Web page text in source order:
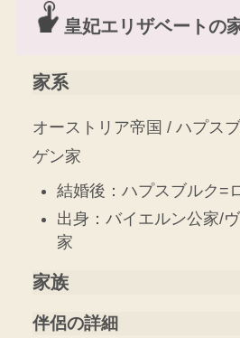
皇妃エリザベートの
家系
オーストリア帝国 / ハプス
ゲン家
結婚後：ハプスブルク=
出身：バイエルン公家/
家
家族
伴侶の詳細